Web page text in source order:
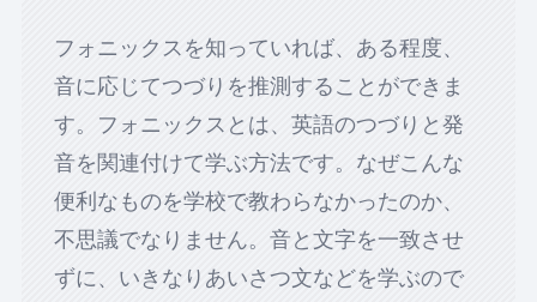
フォニックスを知っていれば、ある程度、
音に応じてつづりを推測することができま
す。フォニックスとは、英語のつづりと発
音を関連付けて学ぶ方法です。なぜこんな
便利なものを学校で教わらなかったのか、
不思議でなりません。音と文字を一致させ
ずに、いきなりあいさつ文などを学ぶので